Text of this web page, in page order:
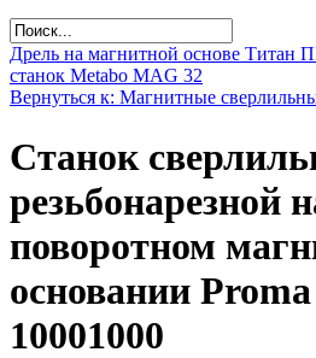
Дрель на магнитной основе Титан
станок Metabo MAG 32
Вернуться к: Магнитные
Станок
резьбонарезной
поворотном
основании
10001000